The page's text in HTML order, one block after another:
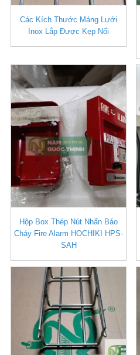
Các Kích Thước Máng Lưới
Inox Lắp Được Kẹp Nối
Hộp Box Thép Nút Nhấn Báo
Cháy Fire Alarm HOCHIKI HPS-
SAH